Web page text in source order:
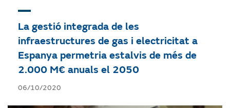
La gestió integrada de les
infraestructures de gas i electricitat a
Espanya permetria estalvis de més de
2.000 M€ anuals el 2050
06/10/2020